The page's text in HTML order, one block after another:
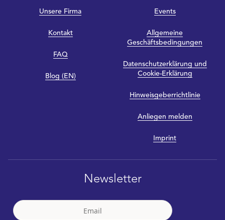
Unsere Firma
Kontakt
FAQ
Blog (EN)
Events
Allgemeine
Geschäftsbedingungen
Datenschutzerklärung und
Cookie-Erklärung
Hinweisgeberrichtlinie
Anliegen melden
Imprint
Newsletter